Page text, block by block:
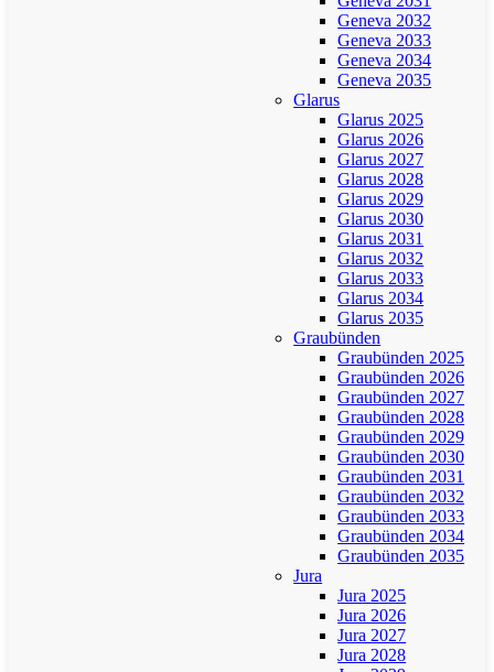
Geneva 2032
Geneva 2033
Geneva 2034
Geneva 2035
Glarus
Glarus 2025
Glarus 2026
Glarus 2027
Glarus 2028
Glarus 2029
Glarus 2030
Glarus 2031
Glarus 2032
Glarus 2033
Glarus 2034
Glarus 2035
Graubünden
Graubünden 2025
Graubünden 2026
Graubünden 2027
Graubünden 2028
Graubünden 2029
Graubünden 2030
Graubünden 2031
Graubünden 2032
Graubünden 2033
Graubünden 2034
Graubünden 2035
Jura
Jura 2025
Jura 2026
Jura 2027
Jura 2028